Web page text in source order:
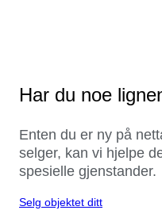
Har du noe
Enten du er ny på
selger, kan vi hjelpe
spesielle gjenstander.
Selg objektet ditt